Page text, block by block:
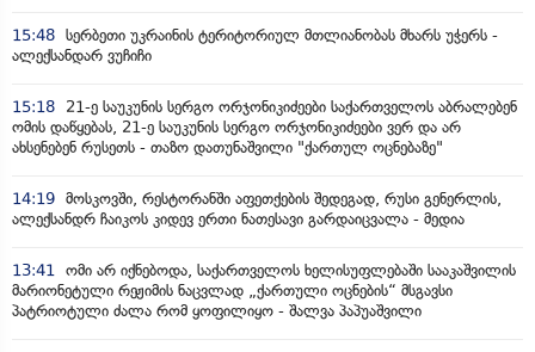
15:48 სერბეთი უკრაინის ტერიტორიულ მთლიანობას მხარს უჭერს -
ალექსანდარ ვუჩიჩი
15:18
21-ე საუკუნის სერგო ორჯონიკიძეები საქართველოს აბრალებენ
ომის დაწყებას, 21-ე საუკუნის სერგო ორჯონიკიძეები ვერ და არ
ახსენებენ რუსეთს - თაზო დათუნაშვილი "ქართულ ოცნებაზე"
14:19 მოსკოვში, რესტორანში აფეთქების შედეგად, რუსი გენერლის,
ალექსანდრ ჩაიკოს კიდევ ერთი ნათესავი გარდაიცვალა - მედია
13:41
ომი არ იქნებოდა, საქართველოს ხელისუფლებაში სააკაშვილის
მარიონეტული რეჟიმის ნაცვლად „ქართული ოცნების“ მსგავსი
პატრიოტული ძალა რომ ყოფილიყო - შალვა პაპუაშვილი